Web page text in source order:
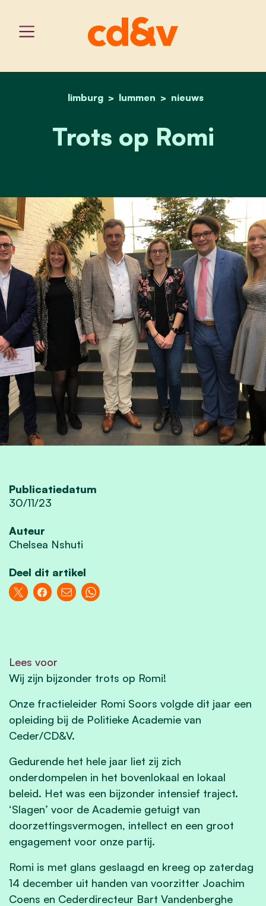
home
limburg lummen nieuws
trots op romi
Trots op Romi
Publicatiedatum
30/11/23
Auteur
Chelsea Nshuti
Deel dit artikel
Lees voor
Wij zijn bijzonder trots op Romi!
Onze fractieleider Romi Soors volgde dit jaar een
opleiding bij de Politieke Academie van
Ceder/CD&V.
Gedurende het hele jaar liet zij zich
onderdompelen in het bovenlokaal en lokaal
beleid. Het was een bijzonder intensief traject.
‘Slagen’ voor de Academie getuigt van
doorzettingsvermogen, intellect en een groot
engagement voor onze partij.
Romi is met glans geslaagd en kreeg op zaterdag
14 december uit handen van voorzitter Joachim
Coens en Cederdirecteur Bart Vandenberghe